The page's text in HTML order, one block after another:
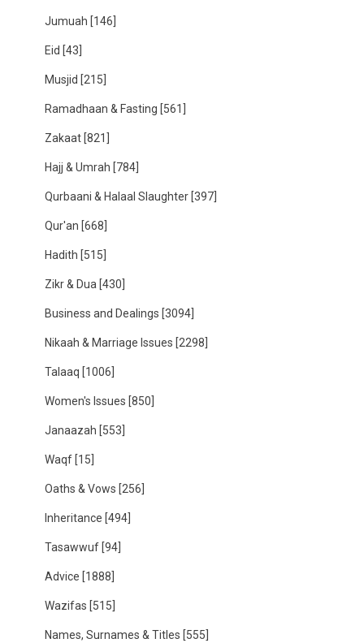
Jumuah [146]
Eid [43]
Musjid [215]
Ramadhaan & Fasting [561]
Zakaat [821]
Hajj & Umrah [784]
Qurbaani & Halaal Slaughter [397]
Qur'an [668]
Hadith [515]
Zikr & Dua [430]
Business and Dealings [3094]
Nikaah & Marriage Issues [2298]
Talaaq [1006]
Women's Issues [850]
Janaazah [553]
Waqf [15]
Oaths & Vows [256]
Inheritance [494]
Tasawwuf [94]
Advice [1888]
Wazifas [515]
Names, Surnames & Titles [555]